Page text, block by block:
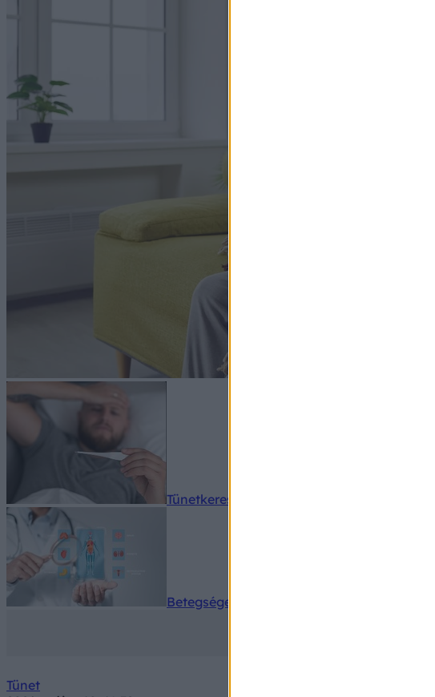
Tünetkereső
Betegségek A-Z
Tünet